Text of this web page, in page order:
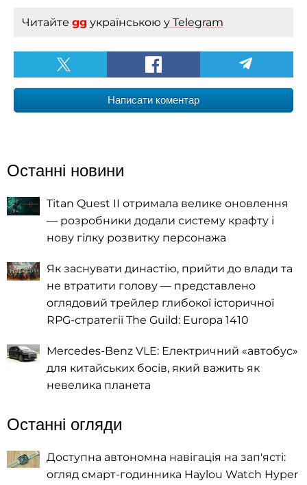
Читайте gg українською у Telegram
Написати коментар
Останні новини
Titan Quest II отримала велике оновлення
— розробники додали систему крафту і
нову гілку розвитку персонажа
Як заснувати династію, прийти до влади та
не втратити голову — представлено
оглядовий трейлер глибокої історичної
RPG-стратегії The Guild: Europa 1410
Mercedes-Benz VLE: Електричний «автобус»
для китайських босів, який важить як
невелика планета
Останні огляди
Доступна автономна навігація на зап'ясті:
огляд смарт-годинника Haylou Watch Hyper